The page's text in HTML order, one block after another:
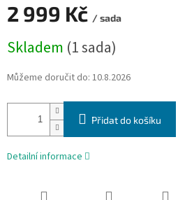
2 999 Kč / sada
cena:
Skladem (1 sada)
Můžeme doručit do: 10.8.2026
Přidat do košíku
Detailní informace